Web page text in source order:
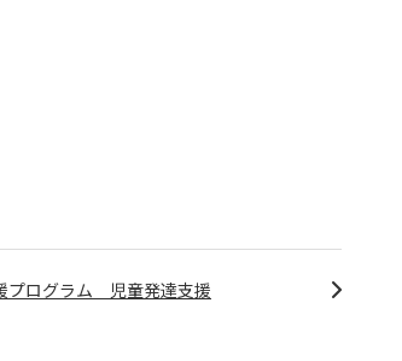
プログラム 児童発達支援